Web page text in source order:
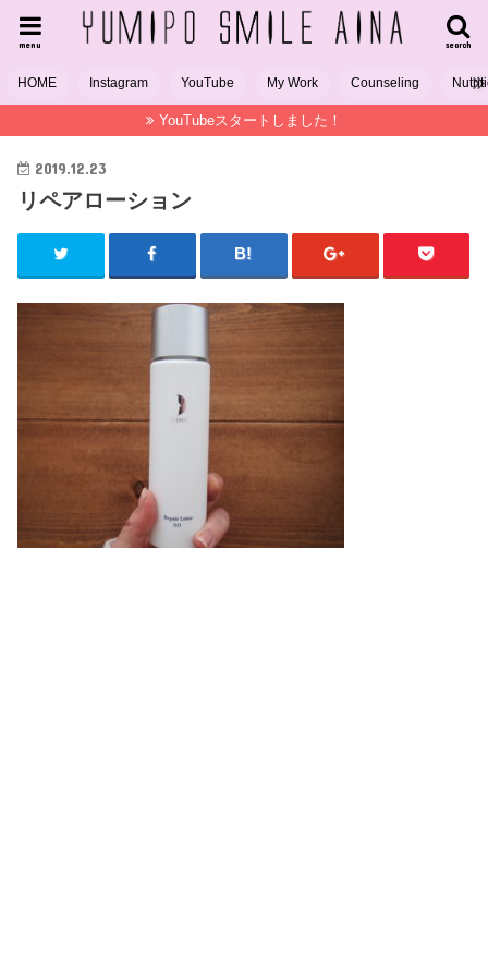
search
menu
HOME Instagram YouTube My Work Counseling
YouTubeスタートしました！
2019.12.23
リペアローション